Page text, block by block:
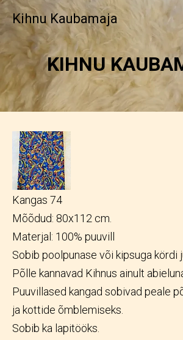
Kihnu Kaubamaja
KIHNU
Kangas 74
Mõõdud: 80x112 cm.
Materjal: 100% puuvill
Sobib poolpunase või kipsuga kördi
Põlle kannavad Kihnus ainult
Puuvillased kangad sobivad peale
ja kottide õmblemiseks.
Sobib ka lapitööks.